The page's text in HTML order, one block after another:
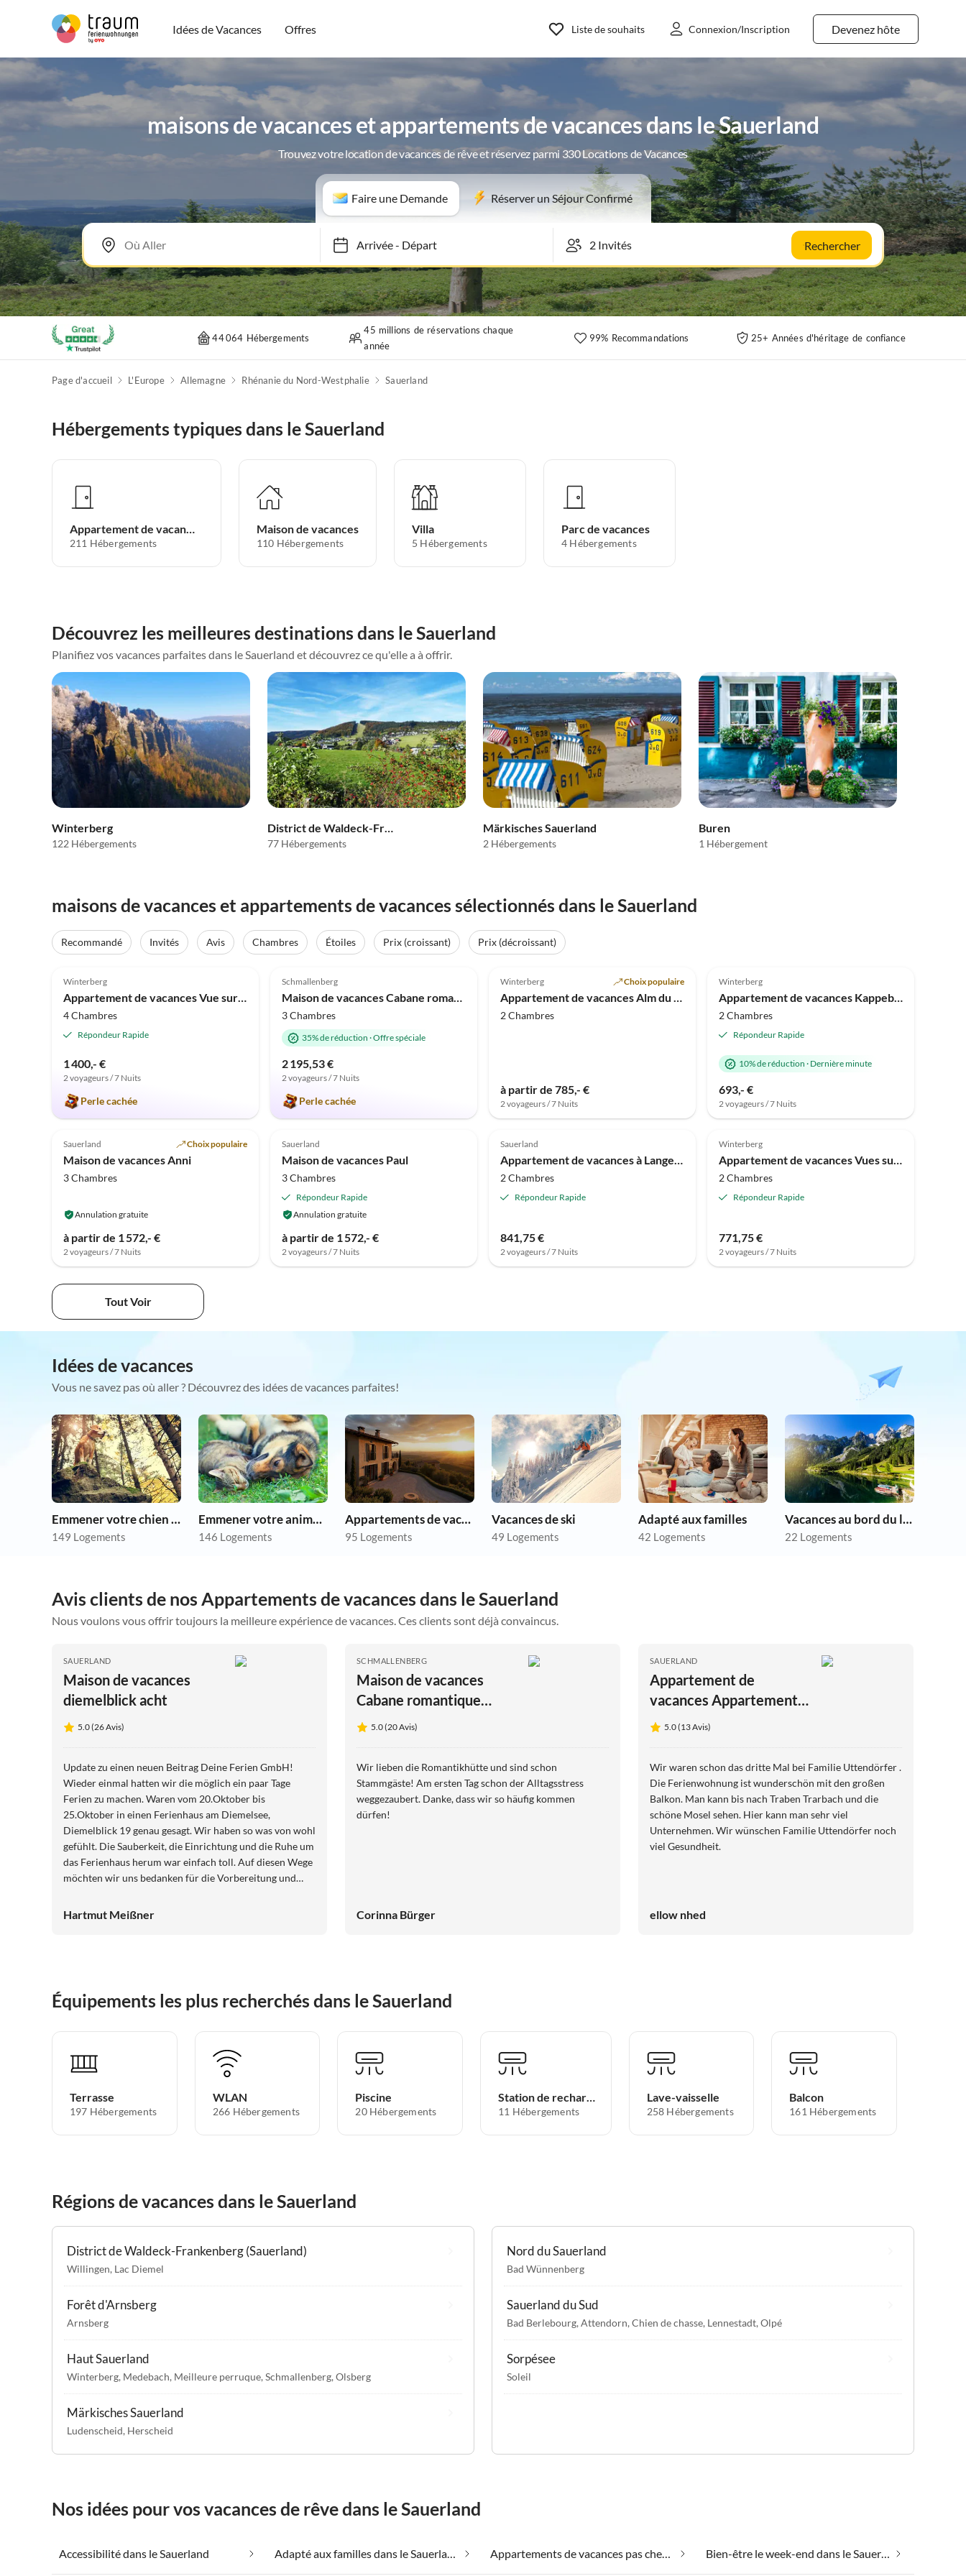
Idées de Vacances Offres Devenez hôte
Liste de souhaits Connexion/Inscription
maisons de vacances et appartements de vacances dans le Sauerland
Trouvez votre location de vacances de rêve et réservez parmi 330 Locations de Vacances
Faire une Demande Réserver un Séjour Confirmé
Arrivée-Départ Rechercher
44 064 Hébergements
45 millions de réservations chaque
année
99% Recommandations 25+ Années d'héritage de confiance
Page d'accueil L'Europe Allemagne Rhénanie du Nord-Westphalie Sauerland
Hébergements typiques dans le Sauerland
Appartement de vacances
211 Hébergements
Maison de vacances
110 Hébergements
Villa
5 Hébergements
Parc de vacances
4 Hébergements
Découvrez les meilleures destinations dans le Sauerland
Planifiez vos vacances parfaites dans le Sauerland et découvrez ce qu'elle a à offrir.
Winterberg
122 Hébergements 77 Hébergements
Märkisches Sauerland
2 Hébergements
Buren
1 Hébergement
maisons de vacances et appartements de vacances sélectionnés dans le Sauerland
Recommandé Invités Avis Chambres Étoiles Prix (croissant) Prix (décroissant)
Meilleure
Annonce
Winterberg
4 Chambres
Répondeur Rapide
1 400,- €
2 voyageurs / 7 Nuits
Perle cachée
Meilleure
Annonce
Schmallenberg
3 Chambres
35% de réduction ·Offre spéciale
2 195,53 €
2 voyageurs / 7 Nuits
Perle cachée
Winterberg Choix populaire
2 Chambres
à partir de 785,- €
2 voyageurs / 7 Nuits
Winterberg
2 Chambres
Répondeur Rapide
10% de réduction · Dernière minute
693,- €
2 voyageurs / 7 Nuits
Annonce
5.0 (3)
Sauerland Choix populaire
Maison de vacances Anni
3 Chambres
Annulation gratuite
à partir de 1 572,- €
2 voyageurs / 7 Nuits
Annonce
5.0 (3)
Sauerland
Maison de vacances Paul
3 Chambres
Répondeur Rapide
Annulation gratuite
à partir de 1 572,- €
2 voyageurs / 7 Nuits
Sauerland
2 Chambres
Répondeur Rapide
841,75 €
2 voyageurs / 7 Nuits
Annonce
Winterberg
2 Chambres
Répondeur Rapide
771,75 €
2 voyageurs / 7 Nuits
Tout Voir
Idées de vacances
Vous ne savez pas où aller ? Découvrez des idées de vacances parfaites!
Emmener votre chien en vacances
149 Logements
Emmener votre animal en vacances
146 Logements
Appartements de vacances pas chers
95 Logements
Vacances de ski
49 Logements
Adapté aux familles
42 Logements
Vacances au bord du lac
22 Logements
Avis clients de nos Appartements de vacances dans le Sauerland
Nous voulons vous offrir toujours la meilleure expérience de vacances. Ces clients sont déjà convaincus.
SAUERLAND
Maison de vacances
diemelblick acht
5.0 (26 Avis)
Update zu einen neuen Beitrag Deine Ferien GmbH!
Wieder einmal hatten wir die möglich ein paar Tage
Ferien zu machen. Waren vom 20.Oktober bis
25.Oktober in einen Ferienhaus am Diemelsee,
Diemelblick 19 genau gesagt. Wir haben so was von wohl
gefühlt. Die Sauberkeit, die Einrichtung und die Ruhe um
das Ferienhaus herum war einfach toll. Auf diesen Wege
möchten wir uns bedanken für die Vorbereitung und
Ehre mit ihren Unternehmen gemeinsam Ferien zu
Hartmut Meißner
SCHMALLENBERG
Maison de vacances
Cabane romantique
Comté
5.0 (20 Avis)
Wir lieben die Romantikhütte und sind schon
Stammgäste! Am ersten Tag schon der Alltagsstress
weggezaubert. Danke, dass wir so häufig kommen
dürfen!
Corinna Bürger
SAUERLAND
Appartement de
vacances Appartement
de rêve sur l'étang du
5.0 (13 Avis)
Wir waren schon das dritte Mal bei Familie Uttendörfer .
Die Ferienwohnung ist wunderschön mit den großen
Balkon. Man kann bis nach Traben Trarbach und die
schöne Mosel sehen. Hier kann man sehr viel
Unternehmen. Wir wünschen Familie Uttendörfer noch
viel Gesundheit.
ellow nhed
Équipements les plus recherchés dans le Sauerland
Terrasse
197 Hébergements
WLAN
266 Hébergements
Piscine
20 Hébergements 11 Hébergements
Lave-vaisselle
258 Hébergements
Balcon
161 Hébergements
Régions de vacances dans le Sauerland
District de Waldeck-Frankenberg (Sauerland)
Willingen, Lac Diemel
Forêt d'Arnsberg
Arnsberg
Haut Sauerland
Winterberg, Medebach, Meilleure perruque, Schmallenberg, Olsberg
Märkisches Sauerland
Ludenscheid, Herscheid
Nord du Sauerland
Bad Wünnenberg
Sauerland du Sud
Bad Berlebourg, Attendorn, Chien de chasse, Lennestadt, Olpé
Sorpésee
Soleil
Nos idées pour vos vacances de rêve dans le Sauerland
Accessibilité dans le Sauerland